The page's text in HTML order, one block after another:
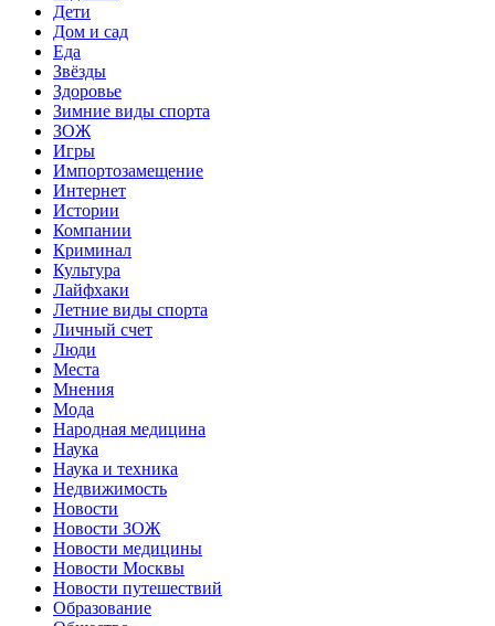
Дети
Дом и сад
Еда
Звёзды
Здоровье
Зимние виды спорта
ЗОЖ
Игры
Импортозамещение
Интернет
Истории
Компании
Криминал
Культура
Лайфхаки
Летние виды спорта
Личный счет
Люди
Места
Мнения
Мода
Народная медицина
Наука
Наука и техника
Недвижимость
Новости
Новости ЗОЖ
Новости медицины
Новости Москвы
Новости путешествий
Образование